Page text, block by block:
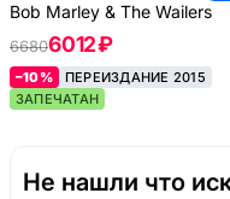
Bob Marley & The Wailers
66806012 ₽
–10%
ПЕРЕИЗДАНИЕ 2015
ЗАПЕЧАТАН
Не нашли что